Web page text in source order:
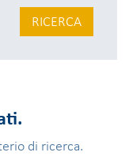
RICERCA
di ricerca.